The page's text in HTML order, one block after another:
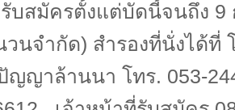
รับสมัครตั้งแต่บัดนี้จนถึง 9
วนจำกัด) สำรองที่นั่งได้ที่
ญญาล้านนา โทร. 053-